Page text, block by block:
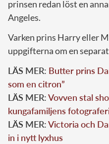
prinsen redan löst en
Angeles.
Varken prins Harry eller
uppgifterna om en
LÄS MER: Butter prins
som en citron”
LÄS MER:Vovven stal
kungafamiljens
LÄS MER:Victoria och
in i nytt lyxhus